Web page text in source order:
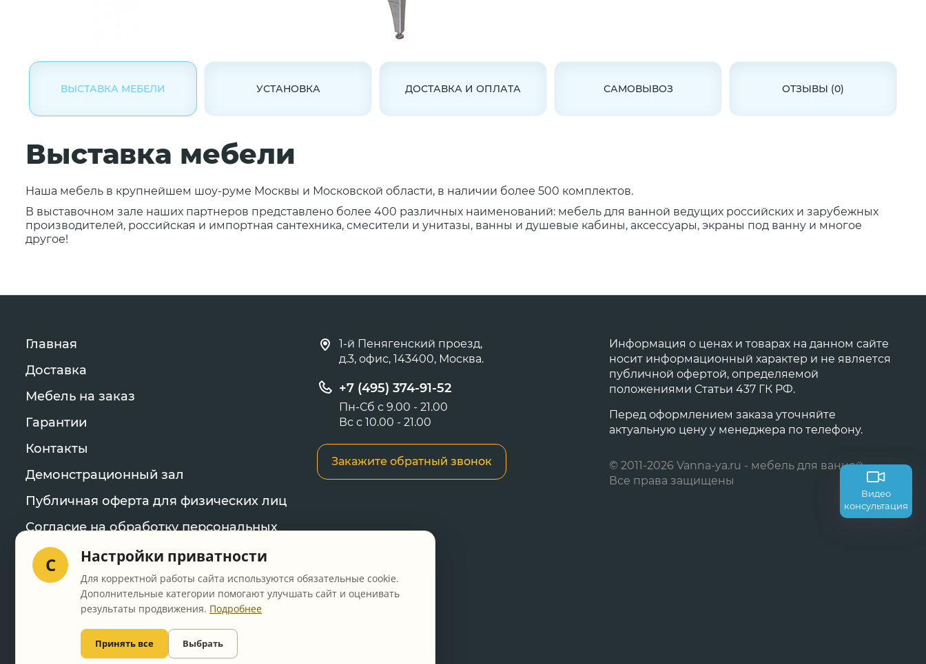
ВЫСТАВКА МЕБЕЛИ УСТАНОВКА ДОСТАВКА И ОПЛАТА САМОВЫВОЗ ОТЗЫВЫ (0)
Выставка мебели
Наша мебель в крупнейшем шоу-руме Москвы и Московской области, в наличии более 500 комплектов.
В выставочном зале наших партнеров представлено более 400 различных наименований: мебель для ванной ведущих российских и зарубежных
производителей, российская и импортная сантехника, смесители и унитазы, ванны и душевые кабины, аксессуары, экраны под ванну и многое
другое!
Видео
консультация
Главная
Доставка
Мебель на заказ
Гарантии
Контакты
Демонстрационный зал
Публичная оферта для физических лиц
Согласие на обработку персональных
Политика конфиденциальности
Уведомление об использовании файлов
Настройки cookie
1-й Пенягенский проезд,
д.3, офис, 143400, Москва.
+7 (495) 374-91-52
Пн-Сб с 9.00 - 21.00
Вс с 10.00 - 21.00
Закажите обратный звонок
Информация о ценах и товарах на данном сайте
носит информационный характер и не является
публичной офертой, определяемой
положениями Статьи 437 ГК РФ.
Перед оформлением заказа уточняйте
актуальную цену у менеджера по телефону.
© 2011-2026 Vanna-ya.ru - мебель для ванной
Все права защищены
C Настройки приватности
Для корректной работы сайта используются обязательные cookie.
Дополнительные категории помогают улучшать сайт и оценивать
результаты продвижения. Подробнее
Принять все Выбрать